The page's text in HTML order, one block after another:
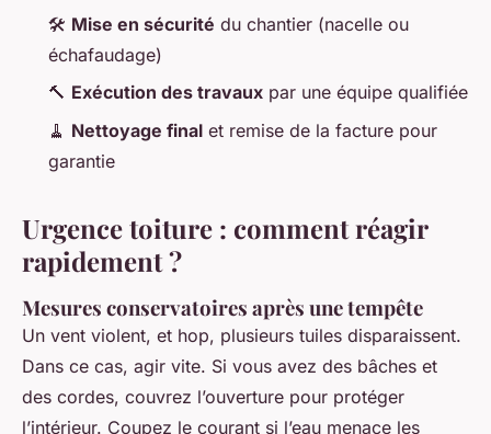
🛠️ Mise en sécurité du chantier (nacelle ou
échafaudage)
🔨 Exécution des travaux par une équipe qualifiée
🧹 Nettoyage final et remise de la facture pour
garantie
Urgence toiture : comment réagir
rapidement ?
Mesures conservatoires après une tempête
Un vent violent, et hop, plusieurs tuiles disparaissent.
Dans ce cas, agir vite. Si vous avez des bâches et
des cordes, couvrez l’ouverture pour protéger
l’intérieur. Coupez le courant si l’eau menace les